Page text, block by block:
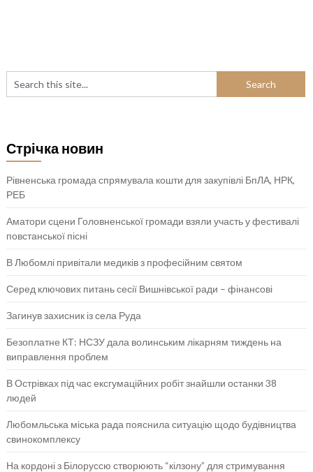
Стрічка новин
Рівненська громада спрямувала кошти для закупівлі БпЛА, НРК,
РЕБ
Аматори сцени Головненської громади взяли участь у фестивалі
повстанської пісні
В Любомлі привітали медиків з професійним святом
Серед ключових питань сесії Вишнівської ради – фінансові
Загинув захисник із села Руда
Безоплатне КТ: НСЗУ дала волинським лікарням тиждень на
виправлення проблем
В Острівках під час ексгумаційних робіт знайшли останки 38
людей
Любомльська міська рада пояснила ситуацію щодо будівництва
свинокомплексу
На кордоні з Білоруссю створюють “кілзону” для стримування